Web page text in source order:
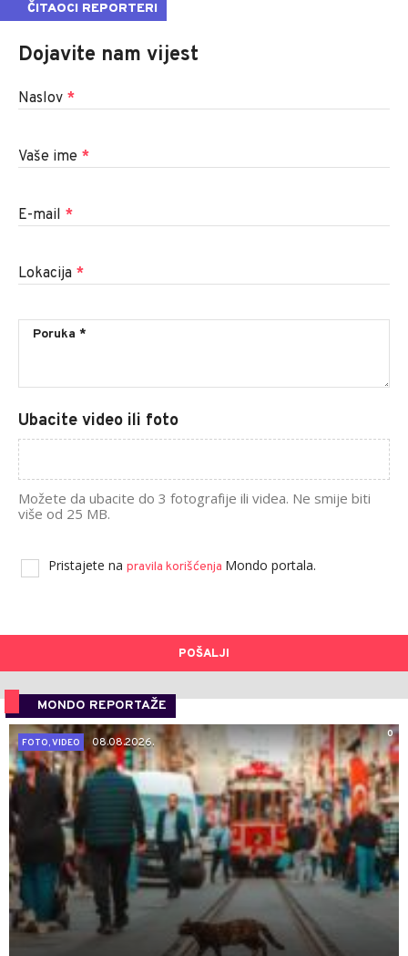
ČITAOCI REPORTERI
Dojavite nam vijest
Naslov *
Vaše ime *
E-mail *
Lokacija *
Ubacite video ili foto
Možete da ubacite do 3 fotografije ili videa. Ne smije biti
više od 25 MB.
Pristajete na pravila korišćenja Mondo portala.
POŠALJI
MONDO REPORTAŽE
0
FOTO, VIDEO
08.08.2026.